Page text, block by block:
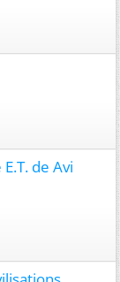
de Avi